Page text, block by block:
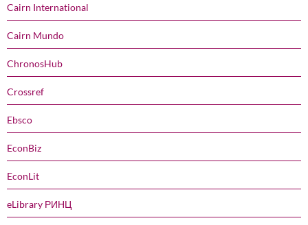
Cairn International
Cairn Mundo
ChronosHub
Crossref
Ebsco
EconBiz
EconLit
eLibrary РИНЦ